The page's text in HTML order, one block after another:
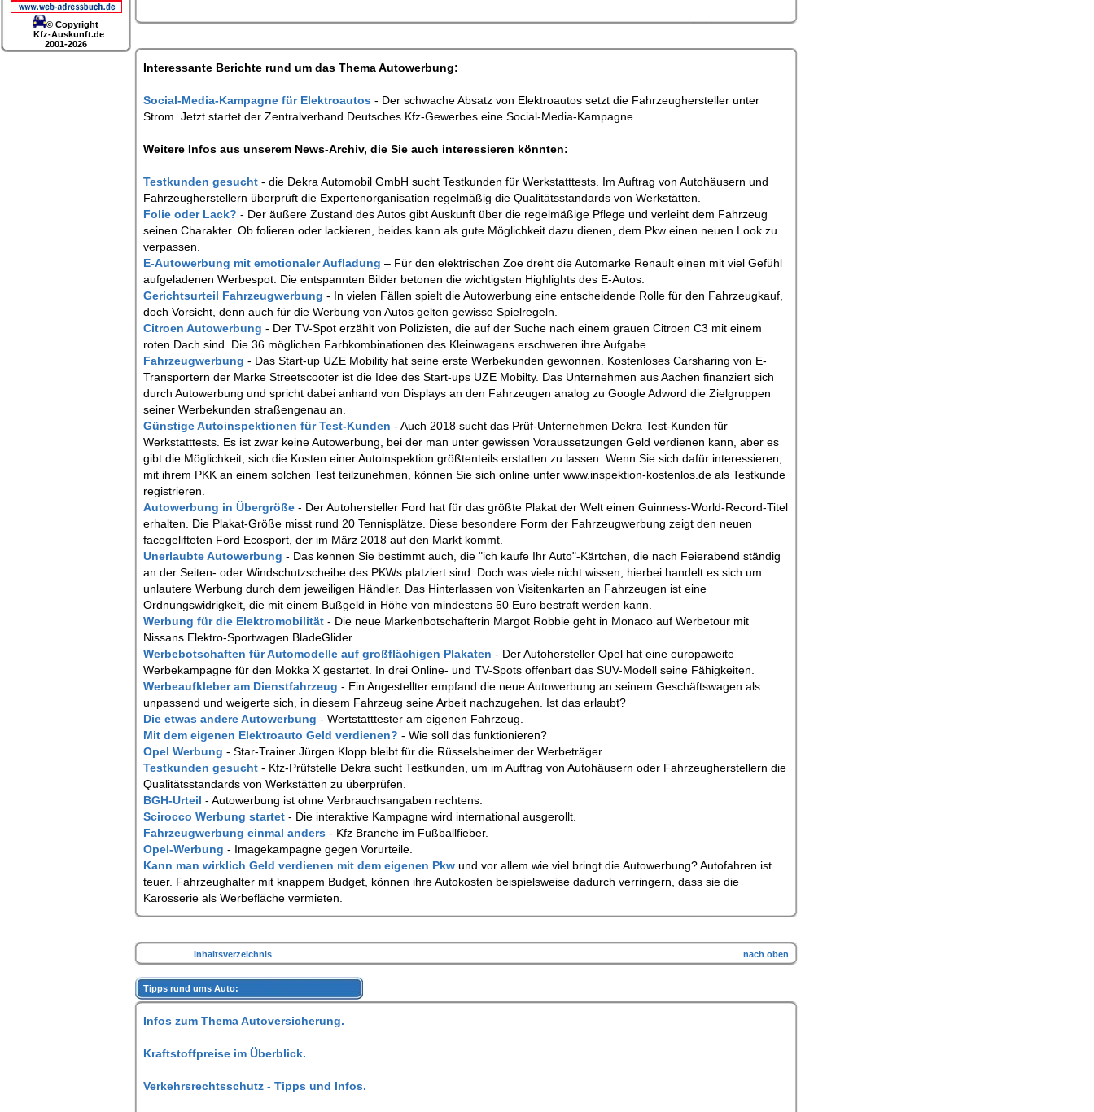
Interessante Berichte rund um das Thema Autowerbung:
Social-Media-Kampagne für Elektroautos - Der schwache Absatz von Elektroautos setzt die Fahrzeughersteller unter
Strom. Jetzt startet der Zentralverband Deutsches Kfz-Gewerbes eine Social-Media-Kampagne.
Weitere Infos aus unserem News-Archiv, die Sie auch interessieren könnten:
Testkunden gesucht - die Dekra Automobil GmbH sucht Testkunden für Werkstatttests. Im Auftrag von Autohäusern und
Fahrzeugherstellern überprüft die Expertenorganisation regelmäßig die Qualitätsstandards von Werkstätten.
Folie oder Lack? - Der äußere Zustand des Autos gibt Auskunft über die regelmäßige Pflege und verleiht dem Fahrzeug
seinen Charakter. Ob folieren oder lackieren, beides kann als gute Möglichkeit dazu dienen, dem Pkw einen neuen Look zu
verpassen.
E-Autowerbung mit emotionaler Aufladung – Für den elektrischen Zoe dreht die Automarke Renault einen mit viel Gefühl
aufgeladenen Werbespot. Die entspannten Bilder betonen die wichtigsten Highlights des E-Autos.
Gerichtsurteil Fahrzeugwerbung - In vielen Fällen spielt die Autowerbung eine entscheidende Rolle für den Fahrzeugkauf,
doch Vorsicht, denn auch für die Werbung von Autos gelten gewisse Spielregeln.
Citroen Autowerbung - Der TV-Spot erzählt von Polizisten, die auf der Suche nach einem grauen Citroen C3 mit einem
roten Dach sind. Die 36 möglichen Farbkombinationen des Kleinwagens erschweren ihre Aufgabe.
Fahrzeugwerbung - Das Start-up UZE Mobility hat seine erste Werbekunden gewonnen. Kostenloses Carsharing von E-
Transportern der Marke Streetscooter ist die Idee des Start-ups UZE Mobilty. Das Unternehmen aus Aachen finanziert sich
durch Autowerbung und spricht dabei anhand von Displays an den Fahrzeugen analog zu Google Adword die Zielgruppen
seiner Werbekunden straßengenau an.
Günstige Autoinspektionen für Test-Kunden - Auch 2018 sucht das Prüf-Unternehmen Dekra Test-Kunden für
Werkstatttests. Es ist zwar keine Autowerbung, bei der man unter gewissen Voraussetzungen Geld verdienen kann, aber es
gibt die Möglichkeit, sich die Kosten einer Autoinspektion größtenteils erstatten zu lassen. Wenn Sie sich dafür interessieren,
mit ihrem PKK an einem solchen Test teilzunehmen, können Sie sich online unter www.inspektion-kostenlos.de als Testkunde
registrieren.
Autowerbung in Übergröße - Der Autohersteller Ford hat für das größte Plakat der Welt einen Guinness-World-Record-Titel
erhalten. Die Plakat-Größe misst rund 20 Tennisplätze. Diese besondere Form der Fahrzeugwerbung zeigt den neuen
facegelifteten Ford Ecosport, der im März 2018 auf den Markt kommt.
Unerlaubte Autowerbung - Das kennen Sie bestimmt auch, die "ich kaufe Ihr Auto"-Kärtchen, die nach Feierabend ständig
an der Seiten- oder Windschutzscheibe des PKWs platziert sind. Doch was viele nicht wissen, hierbei handelt es sich um
unlautere Werbung durch dem jeweiligen Händler. Das Hinterlassen von Visitenkarten an Fahrzeugen ist eine
Ordnungswidrigkeit, die mit einem Bußgeld in Höhe von mindestens 50 Euro bestraft werden kann.
Werbung für die Elektromobilität - Die neue Markenbotschafterin Margot Robbie geht in Monaco auf Werbetour mit
Nissans Elektro-Sportwagen BladeGlider.
Werbebotschaften für Automodelle auf großflächigen Plakaten - Der Autohersteller Opel hat eine europaweite
Werbekampagne für den Mokka X gestartet. In drei Online- und TV-Spots offenbart das SUV-Modell seine Fähigkeiten.
Werbeaufkleber am Dienstfahrzeug - Ein Angestellter empfand die neue Autowerbung an seinem Geschäftswagen als
unpassend und weigerte sich, in diesem Fahrzeug seine Arbeit nachzugehen. Ist das erlaubt?
Die etwas andere Autowerbung - Wertstatttester am eigenen Fahrzeug.
Mit dem eigenen Elektroauto Geld verdienen? - Wie soll das funktionieren?
Opel Werbung - Star-Trainer Jürgen Klopp bleibt für die Rüsselsheimer der Werbeträger.
Testkunden gesucht - Kfz-Prüfstelle Dekra sucht Testkunden, um im Auftrag von Autohäusern oder Fahrzeugherstellern die
Qualitätsstandards von Werkstätten zu überprüfen.
BGH-Urteil - Autowerbung ist ohne Verbrauchsangaben rechtens.
Scirocco Werbung startet - Die interaktive Kampagne wird international ausgerollt.
Fahrzeugwerbung einmal anders - Kfz Branche im Fußballfieber.
Opel-Werbung - Imagekampagne gegen Vorurteile.
Kann man wirklich Geld verdienen mit dem eigenen Pkw und vor allem wie viel bringt die Autowerbung? Autofahren ist
teuer. Fahrzeughalter mit knappem Budget, können ihre Autokosten beispielsweise dadurch verringern, dass sie die
Karosserie als Werbefläche vermieten.
Inhaltsverzeichnis nach oben
Tipps rund ums Auto:
Infos zum Thema Autoversicherung.
Kraftstoffpreise im Überblick.
Verkehrsrechtsschutz - Tipps und Infos.
© Copyright
Kfz-Auskunft.de
2001-2026